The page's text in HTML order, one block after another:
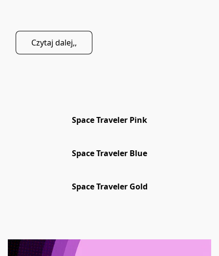
Czytaj dalej,,
Space Traveler Pink
Space Traveler Blue
Space Traveler Gold